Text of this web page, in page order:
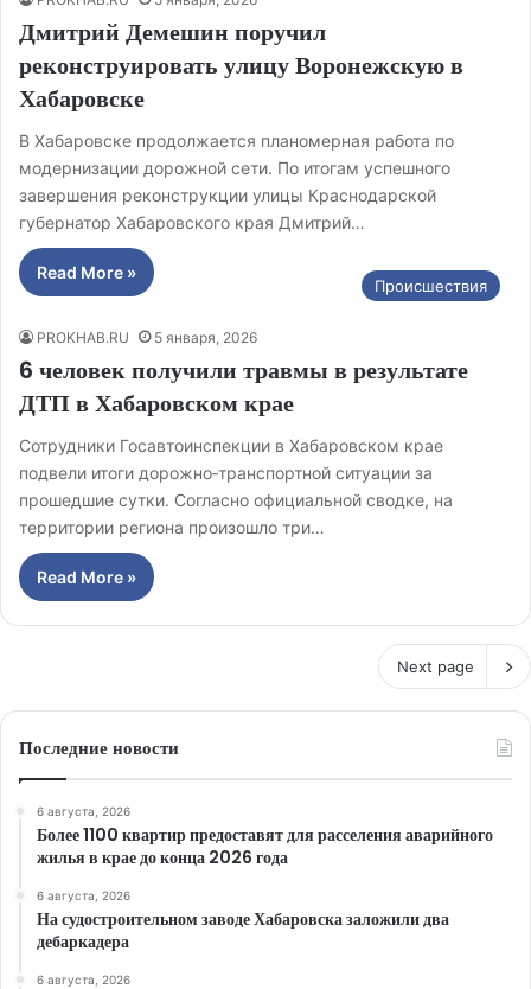
Дмитрий Демешин поручил
реконструировать улицу Воронежскую в
Хабаровске
В Хабаровске продолжается планомерная работа по
модернизации дорожной сети. По итогам успешного
завершения реконструкции улицы Краснодарской
губернатор Хабаровского края Дмитрий…
Read More »
Происшествия
PROKHAB.RU 5 января, 2026
6 человек получили травмы в результате
ДТП в Хабаровском крае
Сотрудники Госавтоинспекции в Хабаровском крае
подвели итоги дорожно‑транспортной ситуации за
прошедшие сутки. Согласно официальной сводке, на
территории региона произошло три…
Read More »
Next page
Последние новости
6 августа, 2026
Более 1100 квартир предоставят для расселения аварийного
жилья в крае до конца 2026 года
6 августа, 2026
На судостроительном заводе Хабаровска заложили два
дебаркадера
6 августа, 2026